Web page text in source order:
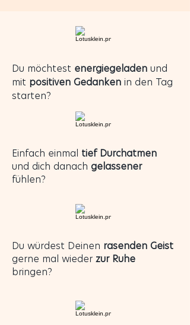
Du möchtest energiegeladen und
mit positiven Gedanken in den Tag
starten?
Einfach einmal tief Durchatmen
und dich danach gelassener
fühlen?
Du würdest Deinen rasenden Geist
gerne mal wieder zur Ruhe
bringen?